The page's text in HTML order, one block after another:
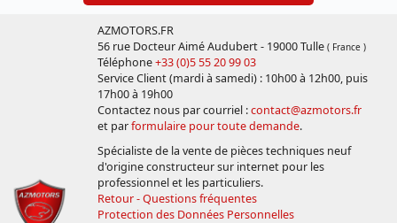
AZMOTORS.FR
56 rue Docteur Aimé Audubert - 19000 Tulle ( France )
Téléphone+33 (0)5 55 20 99 03
Service Client (mardi à samedi) : 10h00 à 12h00, puis
17h00 à 19h00
Contactez nous par courriel :contact@azmotors.fr
et parformulaire pour toute demande.
Spécialiste de la vente de pièces techniques neuf
d'origine constructeur sur internet pour les
professionnel et les particuliers.
Retour - Questions fréquentes
Protection des Données Personnelles